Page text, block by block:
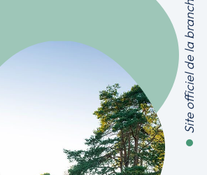
Site officiel de la branche du Golf